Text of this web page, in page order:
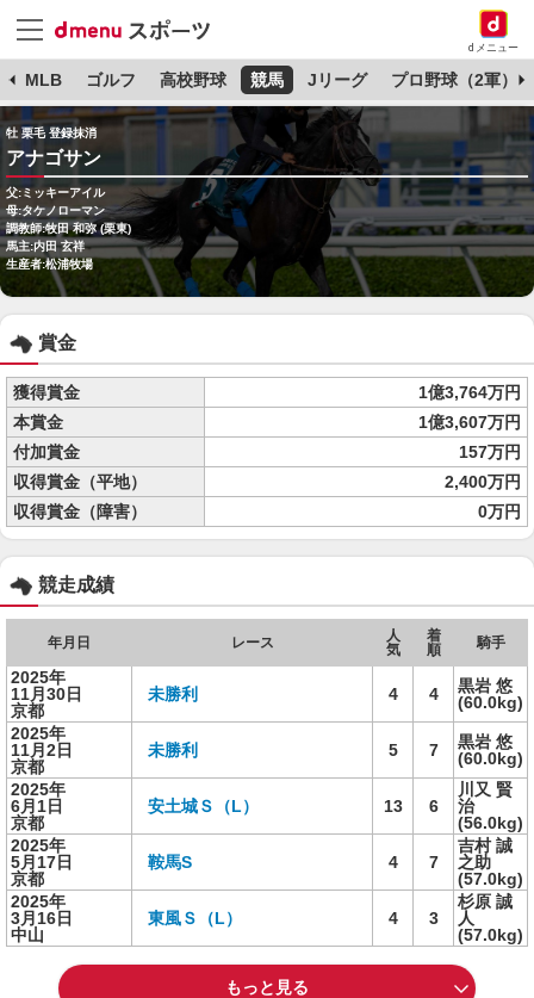
dメニュー
MLB ゴルフ 高校野球 競馬 Jリーグ プロ野球（2軍）
牡 栗毛 登録抹消
アナゴサン
父:ミッキーアイル
母:タケノローマン
調教師:牧田 和弥 (栗東)
馬主:内田 玄祥
生産者:松浦牧場
賞金
獲得賞金
1億3,764万円
本賞金
1億3,607万円
付加賞金
157万円
収得賞金（平地）
2,400万円
収得賞金（障害）
0万円
競走成績
年月日 レース
人
気
着
順
騎手
2025年
11月30日
京都
未勝利 4 4
黒岩 悠
(60.0kg)
2025年
11月2日
京都
未勝利 5 7
黒岩 悠
(60.0kg)
2025年
6月1日
京都
安土城Ｓ（L） 13 6
川又 賢
治
(56.0kg)
2025年
5月17日
京都
鞍馬S 4 7
吉村 誠
之助
(57.0kg)
2025年
3月16日
中山
東風Ｓ（L） 4 3
杉原 誠
人
(57.0kg)
もっと見る